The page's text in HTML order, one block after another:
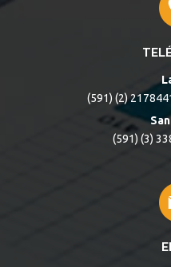
(591) (2)
(591) (3)